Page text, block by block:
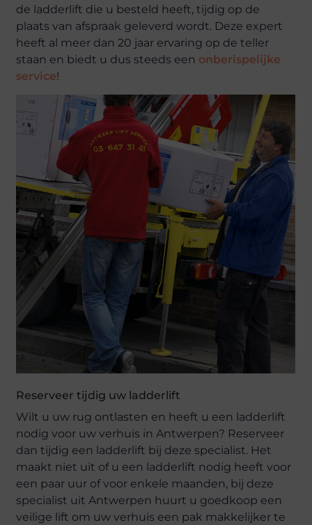
de ladderlift die u besteld heeft, tijdig op de
plaats van afspraak geleverd wordt. Deze expert
heeft al meer dan 20 jaar ervaring op de teller
staan en biedt u dus steeds een onberispelijke
service!
Reserveer tijdig uw ladderlift
Wilt u uw rug ontlasten en heeft u een ladderlift
nodig voor uw verhuis in Antwerpen? Reserveer
dan tijdig een ladderlift bij deze specialist. Het
maakt niet uit of u een ladderlift nodig heeft voor
een paar uur of voor enkele maanden, bij deze
specialist uit Antwerpen huurt u goedkoop een
veilige lift om uw verhuis een pak makkelijker te